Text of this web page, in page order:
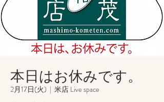
本日はお休みです。
2月17日(火)
  |
米店 Live space